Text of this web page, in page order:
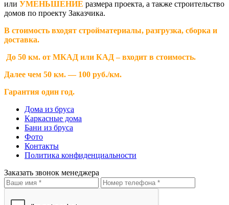
или УМЕНЬШЕНИЕ размера проекта, а также строительство
домов по проекту Заказчика.
В стоимость входят стройматериалы, разгрузка, сборка и
доставка.
До 50 км. от МКАД или КАД – входит в стоимость.
Далее чем 50 км. — 100 руб./км.
Гарантия один год.
Дома из бруса
Каркасные дома
Бани из бруса
Фото
Контакты
Политика конфиденциальности
Заказать звонок менеджера